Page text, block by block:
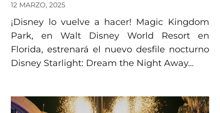
12 MARZO, 2025
¡Disney lo vuelve a hacer! Magic Kingdom
Park, en Walt Disney World Resort en
Florida, estrenará el nuevo desfile nocturno
Disney Starlight: Dream the Night Away…